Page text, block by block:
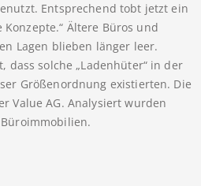
Entsprechend tobt jetzt ein
Ältere Büros und
Lagen blieben länger leer.
dass solche „Ladenhüter“ in der
Größenordnung existierten. Die
Value AG. Analysiert wurden